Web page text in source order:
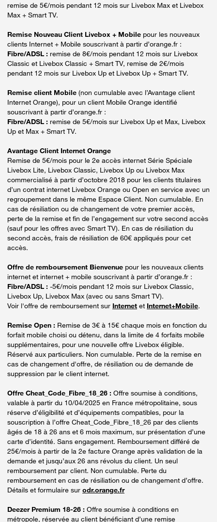
remise de 5€/mois pendant 12 mois sur Livebox Max et Livebox
Max + Smart TV.
Remise Nouveau Client Livebox + Mobile pour les nouveaux
clients Internet + Mobile souscrivant à partir d’orange.fr :
Fibre/ADSL : remise de 8€/mois pendant 12 mois sur Livebox
Classic et Livebox Classic + Smart TV, remise de 2€/mois
pendant 12 mois sur Livebox Up et Livebox Up + Smart TV.
Remise client Mobile (non cumulable avec l’Avantage client
Internet Orange), pour un client Mobile Orange identifié
souscrivant à partir d’orange.fr :
Fibre/ADSL : remise de 5€/mois sur Livebox Up et Max, Livebox
Up et Max + Smart TV.
Avantage Client Internet Orange
Remise de 5€/mois pour le 2e accès internet Série Spéciale
Livebox Lite, Livebox Classic, Livebox Up ou Livebox Max
commercialisé à partir d’octobre 2018 pour les clients titulaires
d’un contrat internet Livebox Orange ou Open en service avec un
regroupement dans le même Espace Client. Non cumulable. En
cas de résiliation ou de changement de votre premier accès,
perte de la remise et fin de l’engagement sur votre second accès
(sauf pour les offres avec Smart TV). En cas de résiliation du
second accès, frais de résiliation de 60€ appliqués pour cet
accès.
Offre de remboursement Bienvenue pour les nouveaux clients
internet et internet + mobile souscrivant à partir d’orange.fr :
Fibre/ADSL : -5€/mois pendant 12 mois sur Livebox Classic,
Livebox Up, Livebox Max (avec ou sans Smart TV).
Voir l'offre de remboursement sur Internet et Internet+Mobile.
Remise Open : Remise de 3€ à 15€ chaque mois en fonction du
forfait mobile choisi ou détenu, dans la limite de 4 forfaits mobile
supplémentaires, pour une nouvelle offre Livebox éligible.
Réservé aux particuliers. Non cumulable. Perte de la remise en
cas de changement d'offre, de résiliation ou de demande de
suppression par le client internet.
Offre Cheat_Code_Fibre_18_26 : Offre soumise à conditions,
valable à partir du 10/04/2025 en France métropolitaine, sous
réserve d’éligibilité et d’équipements compatibles, pour la
souscription à l’offre Cheat_Code_Fibre_18_26 par des clients
âgés de 18 à 26 ans et 6 mois maximum, sur présentation d’une
carte d’identité. Sans engagement. Remboursement différé de
25€/mois à partir de la 2e facture Orange après validation de la
demande et jusqu’aux 26 ans révolus du client. Un seul
remboursement par client. Non cumulable. Perte du
remboursement en cas de résiliation ou de changement d’offre.
Détails et formulaire sur odr.orange.fr
Deezer Premium 18-26 : Offre soumise à conditions en
métropole, réservée au client bénéficiant d’une remise